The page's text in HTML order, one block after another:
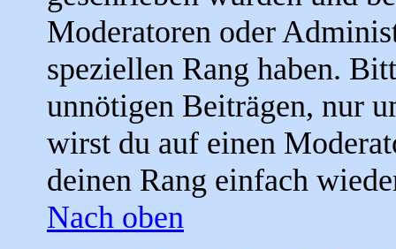
Moderatoren oder
speziellen Rang haben.
unnötigen Beiträgen, nur
wirst du auf einen
deinen Rang einfach
Nach oben